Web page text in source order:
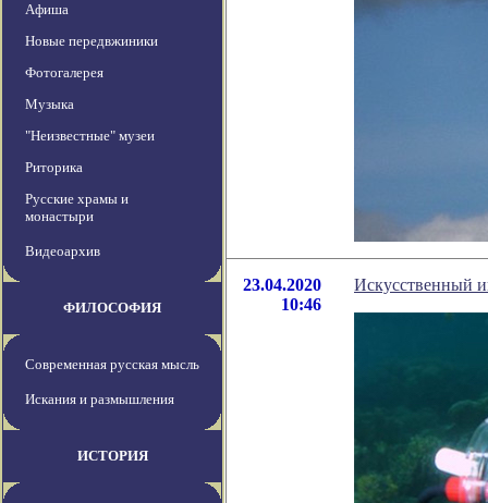
Афиша
Новые передвжиники
Фотогалерея
Музыка
"Неизвестные" музеи
Риторика
Русские храмы и
монастыри
Видеоархив
ФИЛОСОФИЯ
Современная русская мысль
Искания и размышления
ИСТОРИЯ
23.04.2020
10:46
Искусственный